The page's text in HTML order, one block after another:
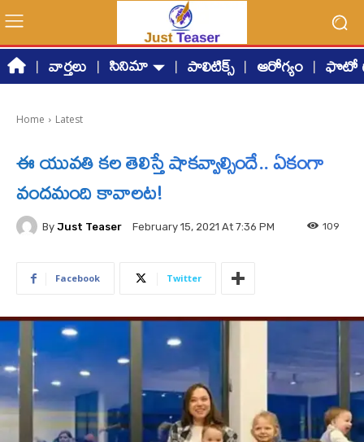
వార్తలు సినిమా పాలిటిక్స్ ఆరోగ్యం ఫొటో
Home Latest
ఈ యువతి కల తెలిస్తే షాకవ్వాల్సిందే.. ఏకంగా
వందమంది కావాలట!
By Just Teaser February 15, 2021 At 7:36 PM 109
Facebook Twitter